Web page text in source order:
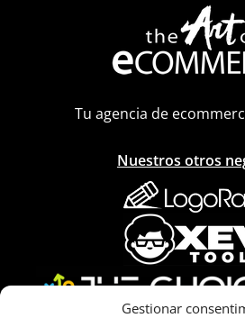
Gestionar
Tu agencia de
Nuestros otros